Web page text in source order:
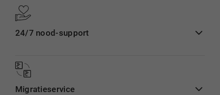
24/7 nood-support
Migratieservice